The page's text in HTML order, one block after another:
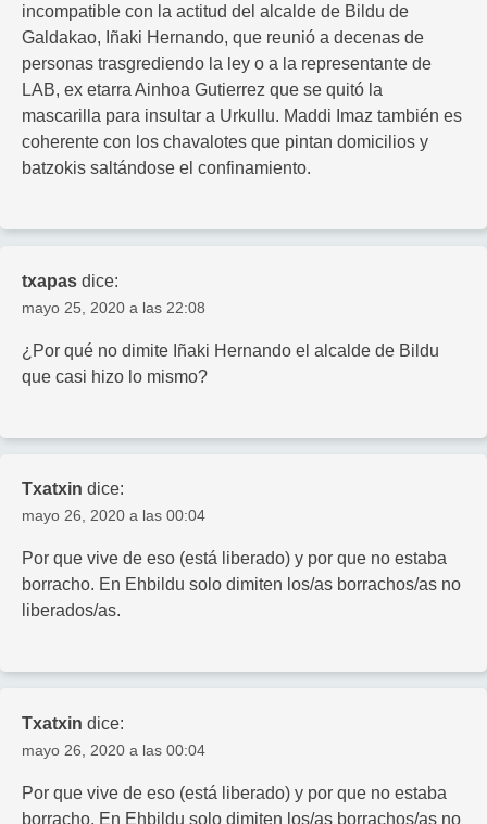
incompatible con la actitud del alcalde de Bildu de
Galdakao, Iñaki Hernando, que reunió a decenas de
personas trasgrediendo la ley o a la representante de
LAB, ex etarra Ainhoa Gutierrez que se quitó la
mascarilla para insultar a Urkullu. Maddi Imaz también es
coherente con los chavalotes que pintan domicilios y
batzokis saltándose el confinamiento.
txapas dice:
mayo 25, 2020 a las 22:08
¿Por qué no dimite Iñaki Hernando el alcalde de Bildu
que casi hizo lo mismo?
Txatxin dice:
mayo 26, 2020 a las 00:04
Por que vive de eso (está liberado) y por que no estaba
borracho. En Ehbildu solo dimiten los/as borrachos/as no
liberados/as.
Txatxin dice:
mayo 26, 2020 a las 00:04
Por que vive de eso (está liberado) y por que no estaba
borracho. En Ehbildu solo dimiten los/as borrachos/as no